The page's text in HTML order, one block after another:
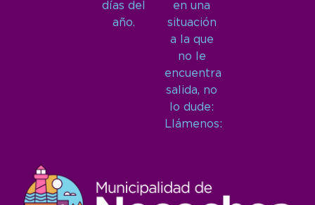
días del
año.
en una
situación
a la que
no le
encuentra
salida, no
lo dude:
Llámenos: